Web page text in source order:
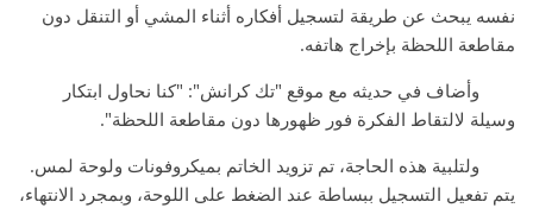
نفسه يبحث عن طريقة لتسجيل أفكاره أثناء المشي أو التنقل دون
مقاطعة اللحظة بإخراج هاتفه.
وأضاف في حديثه مع موقع "تك كرانش": "كنا نحاول ابتكار
وسيلة لالتقاط الفكرة فور ظهورها دون مقاطعة اللحظة".
ولتلبية هذه الحاجة، تم تزويد الخاتم بميكروفونات ولوحة لمس.
يتم تفعيل التسجيل ببساطة عند الضغط على اللوحة، وبمجرد الانتهاء،